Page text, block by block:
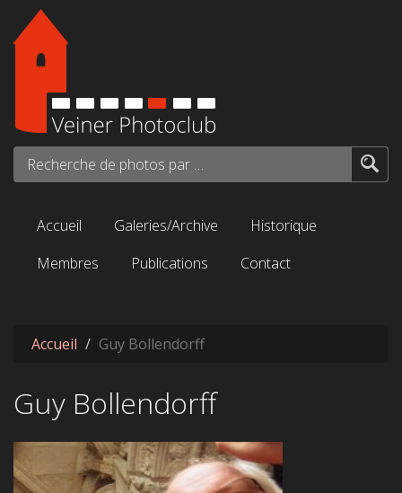
Aller au contenu principal
Recherche de photos par mots-clés...
Accueil Galeries/Archive
Historique
Membres
Publications Contact
Accueil Guy Bollendorff
Guy Bollendorff